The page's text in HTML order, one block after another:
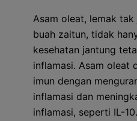
Asam oleat, lemak
buah zaitun, tidak
kesehatan jantung
inflamasi. Asam oleat
imun dengan
inflamasi dan
inflamasi, seperti IL-